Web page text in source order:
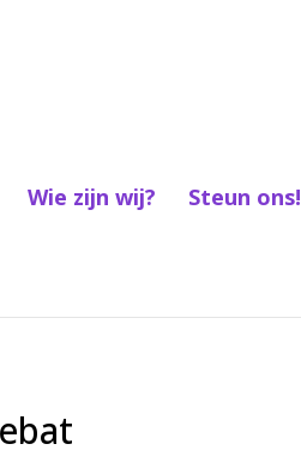
Wie zijn wij? Steun ons!